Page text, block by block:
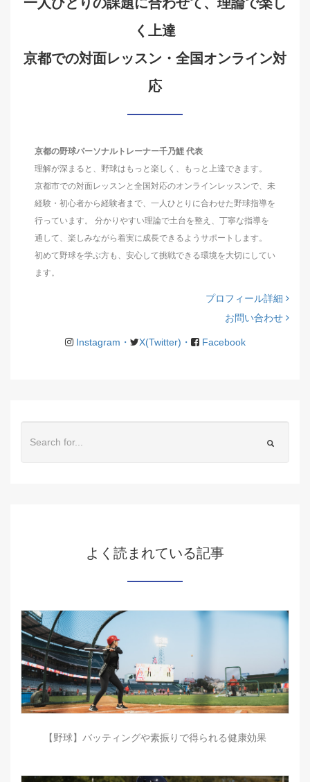
く上達
京都での対面レッスン・全国オンライン対
応
京都の野球パーソナルトレーナー千乃鯉 代表
理解が深まると、野球はもっと楽しく、もっと上達できます。
京都市での対面レッスンと全国対応のオンラインレッスンで、未
経験・初心者から経験者まで、一人ひとりに合わせた野球指導を
行っています。 分かりやすい理論で土台を整え、丁寧な指導を
通して、楽しみながら着実に成長できるようサポートします。
初めて野球を学ぶ方も、安心して挑戦できる環境を大切にしてい
ます。
プロフィール詳細
お問い合わせ
Instagram・ X(Twitter)・ Facebook
よく読まれている記事
【野球】バッティングや素振りで得られる健康効果